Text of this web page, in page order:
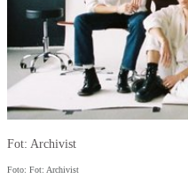
Fot: Archivist
Foto: Fot: Archivist